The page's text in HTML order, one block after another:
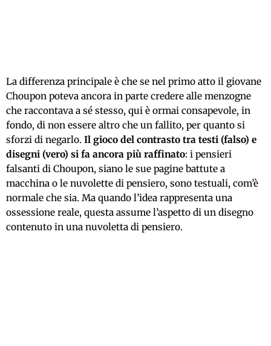
La differenza principale è che se nel primo atto il giovane
Choupon poteva ancora in parte credere alle menzogne
che raccontava a sé stesso, qui è ormai consapevole, in
fondo, di non essere altro che un fallito, per quanto si
sforzi di negarlo. Il gioco del contrasto tra testi (falso) e
disegni (vero) si fa ancora più raffinato: i pensieri
falsanti di Choupon, siano le sue pagine battute a
macchina o le nuvolette di pensiero, sono testuali, com’è
normale che sia. Ma quando l’idea rappresenta una
ossessione reale, questa assume l’aspetto di un disegno
contenuto in una nuvoletta di pensiero.